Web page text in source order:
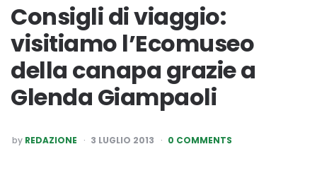
Consigli di viaggio:
visitiamo l’Ecomuseo
della canapa grazie a
Glenda Giampaoli
POSTED
BY
by REDAZIONE 3 LUGLIO 2013 0 COMMENTS